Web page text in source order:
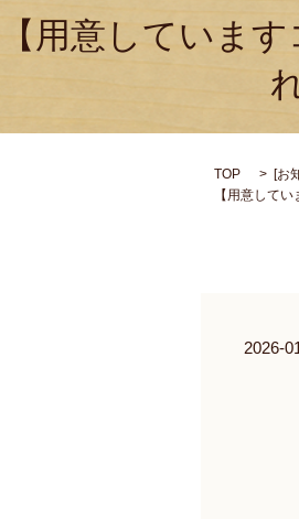
【用意していま
TOP [お
【用意して
2026-